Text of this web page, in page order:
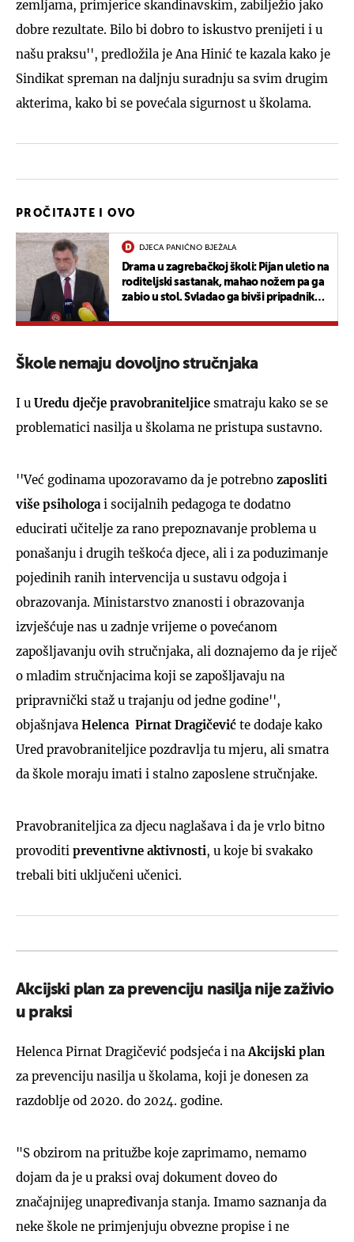
zemljama, primjerice skandinavskim, zabilježio jako
dobre rezultate. Bilo bi dobro to iskustvo prenijeti i u
našu praksu'', predložila je Ana Hinić te kazala kako je
Sindikat spreman na daljnju suradnju sa svim drugim
akterima, kako bi se povećala sigurnost u školama.
PROČITAJTE I OVO
DJECA PANIČNO BJEŽALA
Drama u zagrebačkoj školi: Pijan uletio na
roditeljski sastanak, mahao nožem pa ga
zabio u stol. Svladao ga bivši pripadnik
Škole nemaju dovoljno stručnjaka
I u Uredu dječje pravobraniteljice smatraju kako se se
problematici nasilja u školama ne pristupa sustavno.
''Već godinama upozoravamo da je potrebno zaposliti
više psihologa i socijalnih pedagoga te dodatno
educirati učitelje za rano prepoznavanje problema u
ponašanju i drugih teškoća djece, ali i za poduzimanje
pojedinih ranih intervencija u sustavu odgoja i
obrazovanja. Ministarstvo znanosti i obrazovanja
izvješćuje nas u zadnje vrijeme o povećanom
zapošljavanju ovih stručnjaka, ali doznajemo da je riječ
o mladim stručnjacima koji se zapošljavaju na
pripravnički staž u trajanju od jedne godine'',
objašnjava Helenca Pirnat Dragičević te dodaje kako
Ured pravobraniteljice pozdravlja tu mjeru, ali smatra
da škole moraju imati i stalno zaposlene stručnjake.
Pravobraniteljica za djecu naglašava i da je vrlo bitno
provoditi preventivne aktivnosti, u koje bi svakako
trebali biti uključeni učenici.
Akcijski plan za prevenciju nasilja nije zaživio
u praksi
Helenca Pirnat Dragičević podsjeća i na Akcijski plan
za prevenciju nasilja u školama, koji je donesen za
razdoblje od 2020. do 2024. godine.
"S obzirom na pritužbe koje zaprimamo, nemamo
dojam da je u praksi ovaj dokument doveo do
značajnijeg unapređivanja stanja. Imamo saznanja da
neke škole ne primjenjuju obvezne propise i ne